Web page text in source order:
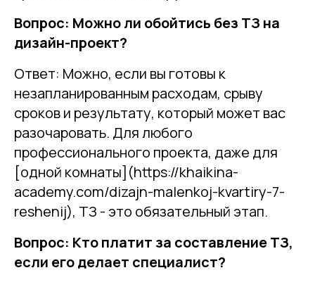
Вопрос: Можно ли обойтись без ТЗ на
дизайн-проект?
Ответ: Можно, если вы готовы к
незапланированным расходам, срыву
сроков и результату, который может вас
разочаровать. Для любого
профессионального проекта, даже для
[одной комнаты](https://khaikina-
academy.com/dizajn-malenkoj-kvartiry-7-
reshenij), ТЗ - это обязательный этап.
Вопрос: Кто платит за составление ТЗ,
если его делает специалист?